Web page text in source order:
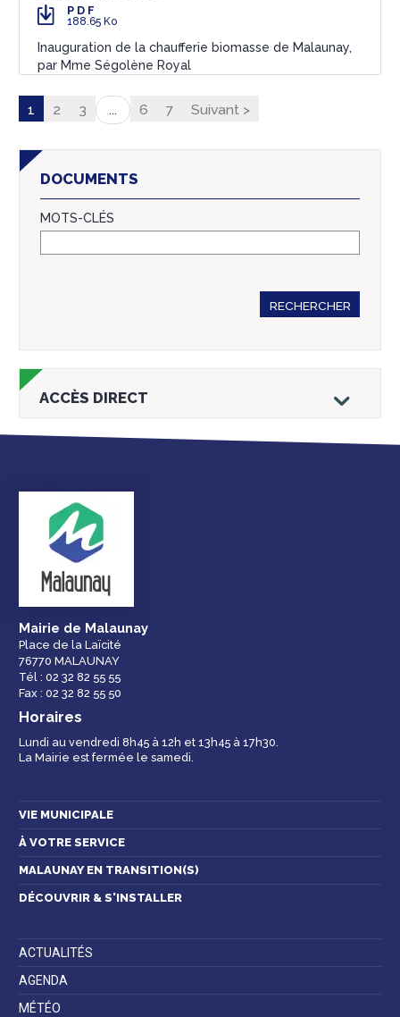
PDF
188.65 Ko
Inauguration de la chaufferie biomasse de Malaunay,
par Mme Ségolène Royal
1 2 3 ... 6 7 Suivant >
DOCUMENTS
MOTS-CLÉS
RECHERCHER
ACCÈS DIRECT
Droits et
démarches
Espace famille
Mairie de Malaunay
Place de la Laïcité
76770 MALAUNAY
Tél : 02 32 82 55 55
Fax : 02 32 82 55 50
Horaires
Lundi au vendredi 8h45 à 12h et 13h45 à 17h30.
La Mairie est fermée le samedi.
VIE MUNICIPALE
À VOTRE SERVICE
MALAUNAY EN TRANSITION(S)
DÉCOUVRIR & S'INSTALLER
ACTUALITÉS
AGENDA
MÉTÉO